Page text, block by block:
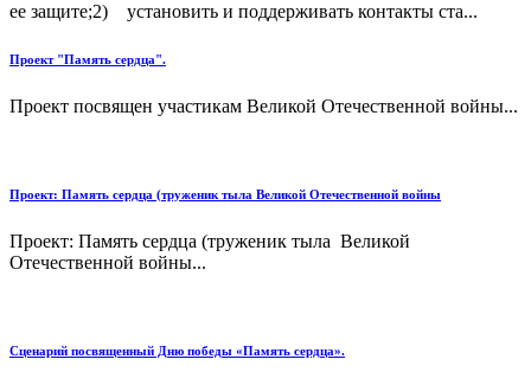
ее защите;2) установить и поддерживать контакты ста...
Проект "Память сердца".
Проект посвящен участикам Великой Отечественной войны...
Проект: Память сердца (труженик тыла Великой Отечественной войны
Проект: Память сердца (труженик тыла Великой
Отечественной войны...
Сценарий посвященный Дню победы «Память сердца».